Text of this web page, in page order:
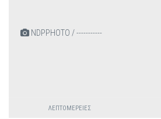
NDPPHOTO / -----------
ΛΕΠΤΟΜΈΡΕΙΕΣ